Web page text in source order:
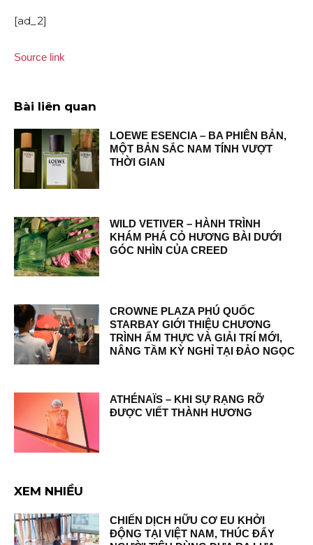
[ad_2]
Source link
Bài liên quan
LOEWE ESENCIA – BA PHIÊN BẢN,
MỘT BẢN SẮC NAM TÍNH VƯỢT
THỜI GIAN
WILD VETIVER – HÀNH TRÌNH
KHÁM PHÁ CỎ HƯƠNG BÀI DƯỚI
GÓC NHÌN CỦA CREED
CROWNE PLAZA PHÚ QUỐC
STARBAY GIỚI THIỆU CHƯƠNG
TRÌNH ẨM THỰC VÀ GIẢI TRÍ MỚI,
NÂNG TẦM KỲ NGHỈ TẠI ĐẢO NGỌC
ATHÉNAÏS – KHI SỰ RẠNG RỠ
ĐƯỢC VIẾT THÀNH HƯƠNG
XEM NHIỀU
CHIẾN DỊCH HỮU CƠ EU KHỞI
ĐỘNG TẠI VIỆT NAM, THÚC ĐẨY